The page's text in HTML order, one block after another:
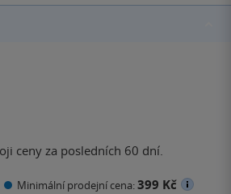
ceny za posledních 60 dní.
Minimální prodejní cena:399 Kč